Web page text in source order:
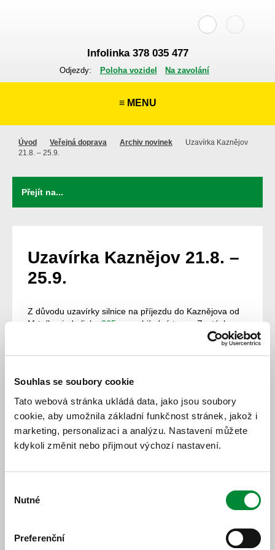
Souhlas se soubory cookie
Tato webová stránka ukládá data, jako jsou soubory
cookie, aby umožnila základní funkčnost stránek, jakož i
marketing, personalizaci a analýzu. Nastavení můžete
kdykoli změnit nebo přijmout výchozí nastavení.
souhlasu
Nutné
Preferenční
Infolinka 378 035 477
Odjezdy: Poloha vozidel Na zavolání
≡ MENU
Úvod Veřejná doprava Archiv novinek
Uzavírka Kaznějov
21.8. – 25.9.
Uzavírka Kaznějov 21.8. –
25.9.
Z důvodu uzavírky silnice na příjezdu do Kaznějova od
Mrtníku, jede linka 365
po objízdné trase. Zastávka
Kaznějov,ZZN rozc.0.8 k místní komunikaci od ulice
18. 8. 2023
Všechny novinky